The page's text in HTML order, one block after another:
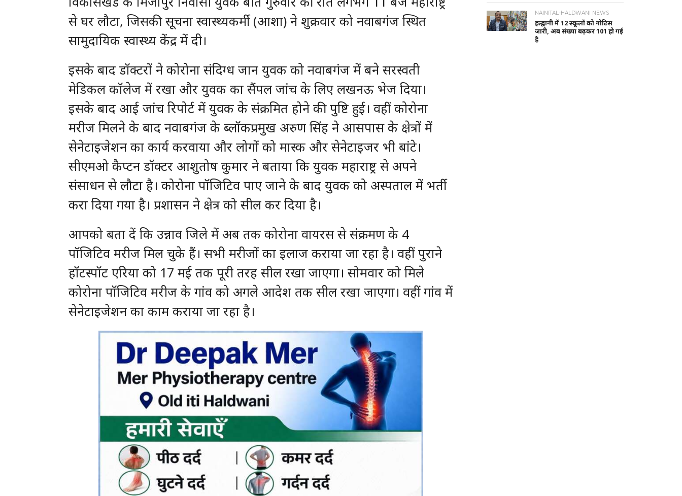
से घर लौटा, जिसकी सूचना स्वास्थ्यकर्मी (आशा) ने शुक्रवार को नवाबगंज स्थित
सामुदायिक स्वास्थ्य केंद्र में दी।
इसके बाद डॉक्टरों ने कोरोना संदिग्ध जान युवक को नवाबगंज में बने सरस्वती
मेडिकल कॉलेज में रखा और युवक का सैंपल जांच के लिए लखनऊ भेज दिया।
इसके बाद आई जांच रिपोर्ट में युवक के संक्रमित होने की पुष्टि हुई। वहीं कोरोना
मरीज मिलने के बाद नवाबगंज के ब्लॉकप्रमुख अरुण सिंह ने आसपास के क्षेत्रों में
सेनेटाइजेशन का कार्य करवाया और लोगों को मास्क और सेनेटाइजर भी बांटे।
सीएमओ कैप्टन डॉक्टर आशुतोष कुमार ने बताया कि युवक महाराष्ट्र से अपने
संसाधन से लौटा है। कोरोना पॉजिटिव पाए जाने के बाद युवक को अस्पताल में भर्ती
करा दिया गया है। प्रशासन ने क्षेत्र को सील कर दिया है।
आपको बता दें कि उन्नाव जिले में अब तक कोरोना वायरस से संक्रमण के 4
पॉजिटिव मरीज मिल चुके हैं। सभी मरीजों का इलाज कराया जा रहा है। वहीं पुराने
हॉटस्पॉट एरिया को 17 मई तक पूरी तरह सील रखा जाएगा। सोमवार को मिले
कोरोना पॉजिटिव मरीज के गांव को अगले आदेश तक सील रखा जाएगा। वहीं गांव में
सेनेटाइजेशन का काम कराया जा रहा है।
NAINITAL-HALDWANI NEWS
हल्द्वानी में 12 स्कूलों को नोटिस
जारी, अब संख्या बढ़कर 101 हो गई
है